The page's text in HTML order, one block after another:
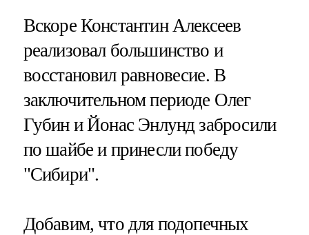
Вскоре Константин Алексеев
реализовал большинство и
восстановил равновесие. В
заключительном периоде Олег
Губин и Йонас Энлунд забросили
по шайбе и принесли победу
"Сибири".
Добавим, что для подопечных